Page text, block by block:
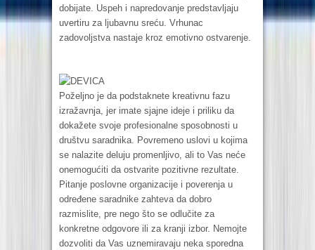
dobijate. Uspeh i napredovanje predstavljaju
uvertiru za ljubavnu sreću. Vrhunac
zadovoljstva nastaje kroz emotivno ostvarenje.
DEVICA
Poželjno je da podstaknete kreativnu fazu
izražavnja, jer imate sjajne ideje i priliku da
dokažete svoje profesionalne sposobnosti u
društvu saradnika. Povremeno uslovi u kojima
se nalazite deluju promenljivo, ali to Vas neće
onemogućiti da ostvarite pozitivne rezultate.
Pitanje poslovne organizacije i poverenja u
određene saradnike zahteva da dobro
razmislite, pre nego što se odlučite za
konkretne odgovore ili za kranji izbor. Nemojte
dozvoliti da Vas uznemiravaju neka sporedna